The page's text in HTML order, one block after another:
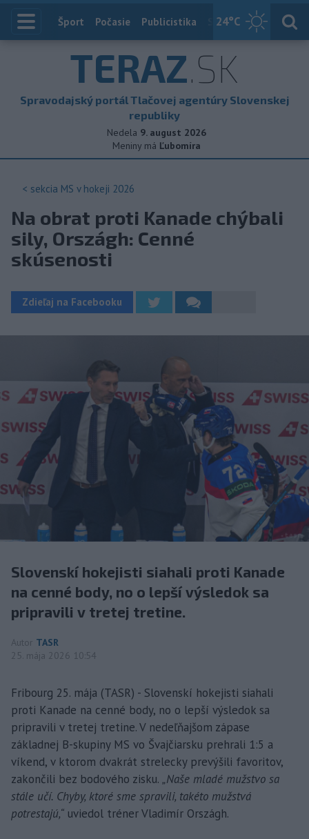
24°C
Index
Šport Počasie Publicistika Slovensko
TERAZ.SK
Spravodajský portál Tlačovej agentúry Slovenskej
republiky
Nedela 9. august 2026
Meniny má Ľubomíra
< sekcia MS v hokeji 2026
Na obrat proti Kanade chýbali
sily, Országh: Cenné
skúsenosti
Zdieľaj na Facebooku
Slovenskí hokejisti siahali proti Kanade
na cenné body, no o lepší výsledok sa
pripravili v tretej tretine.
Autor TASR
25. mája 2026 10:54
Fribourg 25. mája (TASR) - Slovenskí hokejisti siahali
proti Kanade na cenné body, no o lepší výsledok sa
pripravili v tretej tretine. V nedeľňajšom zápase
základnej B-skupiny MS vo Švajčiarsku prehrali 1:5 a
víkend, v ktorom dvakrát strelecky prevýšili favoritov,
zakončili bez bodového zisku. „Naše mladé mužstvo sa
stále učí. Chyby, ktoré sme spravili, takéto mužstvá
potrestajú,“ uviedol tréner Vladimír Országh.